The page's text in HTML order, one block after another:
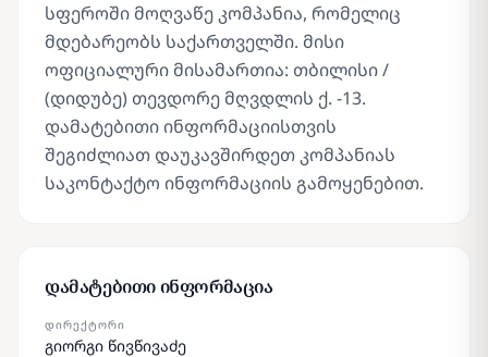
სფეროში მოღვაწე კომპანია, რომელიც
მდებარეობს საქართველში. მისი
ოფიციალური მისამართია: თბილისი /
(დიდუბე) თევდორე მღვდლის ქ. -13.
დამატებითი ინფორმაციისთვის
შეგიძლიათ დაუკავშირდეთ კომპანიას
საკონტაქტო ინფორმაციის გამოყენებით.
დამატებითი ინფორმაცია
ᲓᲘᲠᲔᲥᲢᲝᲠᲘ
გიორგი წივწივაძე